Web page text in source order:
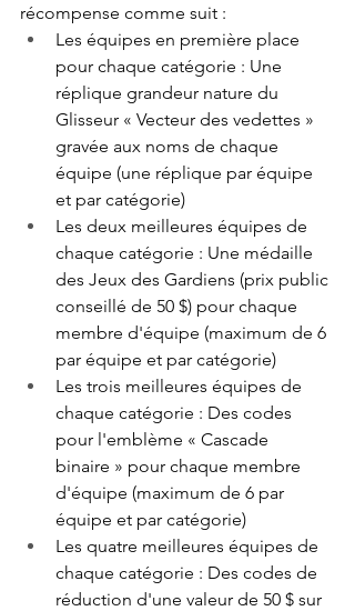
récompense comme suit :
Les équipes en première place
pour chaque catégorie : Une
réplique grandeur nature du
Glisseur « Vecteur des vedettes »
gravée aux noms de chaque
équipe (une réplique par équipe
et par catégorie)
Les deux meilleures équipes de
chaque catégorie : Une médaille
des Jeux des Gardiens (prix public
conseillé de 50 $) pour chaque
membre d'équipe (maximum de 6
par équipe et par catégorie)
Les trois meilleures équipes de
chaque catégorie : Des codes
pour l'emblème « Cascade
binaire » pour chaque membre
d'équipe (maximum de 6 par
équipe et par catégorie)
Les quatre meilleures équipes de
chaque catégorie : Des codes de
réduction d'une valeur de 50 $ sur